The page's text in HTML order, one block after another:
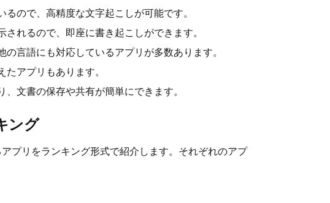
るので、高精度な文字起こしが可能です。
されるので、即座に書き起こしができます。
の言語にも対応しているアプリが多数あります。
アプリもあります。
文書の保存や共有が簡単にできます。
ング
プリをランキング形式で紹介します。それぞれのアプ